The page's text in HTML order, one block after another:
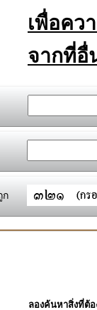
เพื่อคว
จากที่อื่
ก
ลองค้นหาสิ่งที่ต้อ